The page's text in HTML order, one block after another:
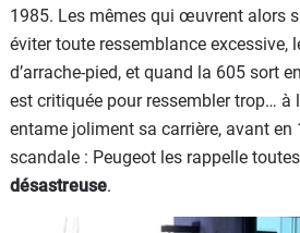
1985. Les mêmes qui œuvrent alors
éviter toute ressemblance excessive,
d’arrache-pied, et quand la 605 sort en
est critiquée pour ressembler trop… à
entame joliment sa carrière, avant en
scandale : Peugeot les rappelle
désastreuse.